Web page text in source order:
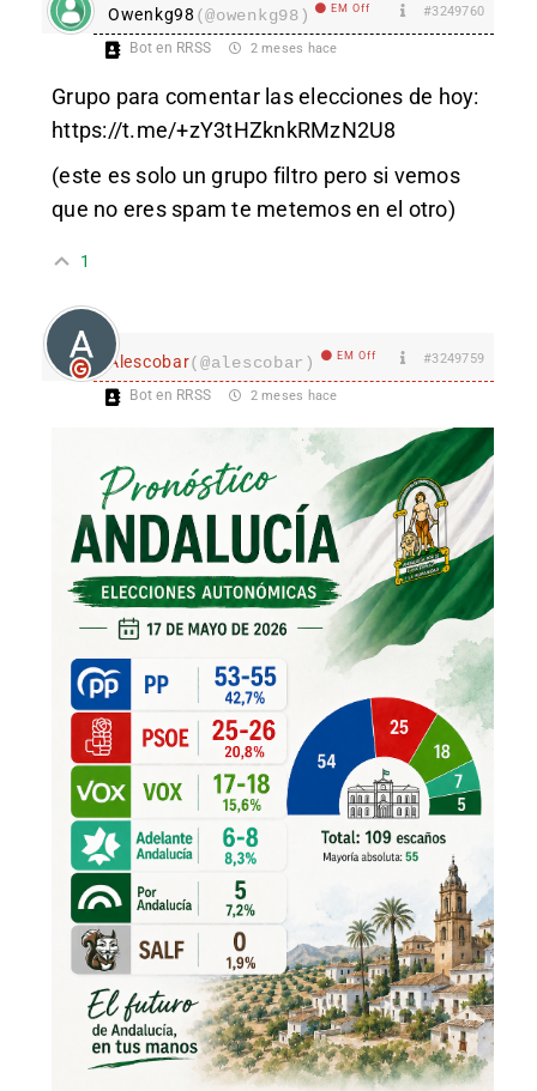
Owenkg98 (@owenkg98) EM Off #3249760
Bot en RRSS 2 meses hace
Grupo para comentar las elecciones de hoy:
https://t.me/+zY3tHZknkRMzN2U8
(este es solo un grupo filtro pero si vemos
que no eres spam te metemos en el otro)
1
Alescobar(@alescobar) EM Off #3249759
Bot en RRSS 2 meses hace